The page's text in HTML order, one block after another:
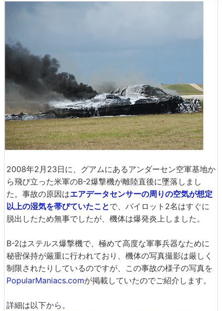
2008年2月23日に、グアムにあるアンダーセン空軍基地か
ら飛び立った米軍のB-2爆撃機が離陸直後に墜落しまし
た。事故の原因はエアデータセンサーの周りの空気が想定
以上の湿気を帯びていたことで、パイロット2名はすぐに
脱出したため無事でしたが、機体は爆発炎上しました。
B-2はステルス爆撃機で、極めて高度な軍事兵器なために
秘密保持が厳重に行われており、機体の写真撮影は厳しく
制限されたりしているのですが、この事故の様子の写真を
PopularManiacs.comが掲載していたのでご紹介します。
詳細は以下から。